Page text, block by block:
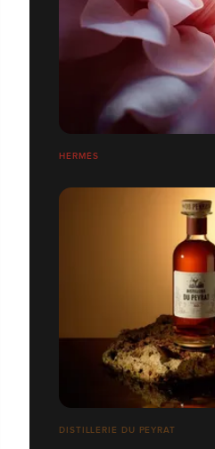
HERMÉS
DISTILLERIE DU PEYRAT